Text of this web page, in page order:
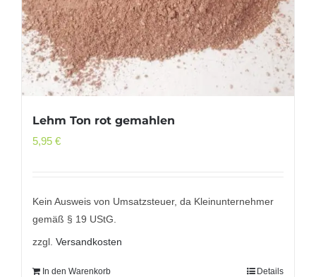
Lehm Ton rot gemahlen
5,95 €
Kein Ausweis von Umsatzsteuer, da Kleinunternehmer
gemäß § 19 UStG.
zzgl. Versandkosten
In den Warenkorb Details